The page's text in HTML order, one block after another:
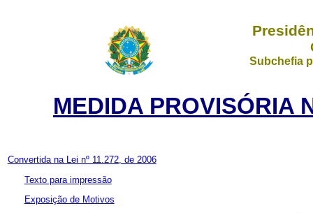
Subchefia
MEDIDA PROVISÓRIA
Convertida na Lei nº 11.272, de 2006
Texto para impressão
Exposição de Motivos